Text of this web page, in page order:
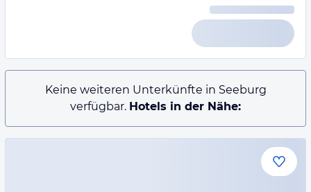
Keine weiteren Unterkünfte in Seeburg
verfügbar. Hotels in der Nähe: